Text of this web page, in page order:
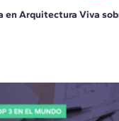
en Arquitectura Viva